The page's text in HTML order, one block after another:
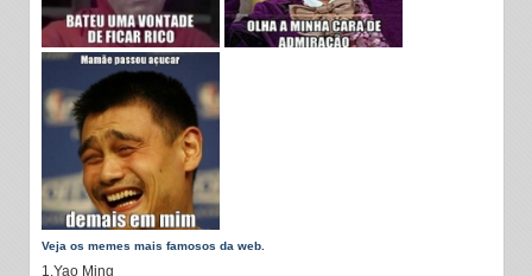
Veja os memes mais famosos da web.
1.Yao Ming